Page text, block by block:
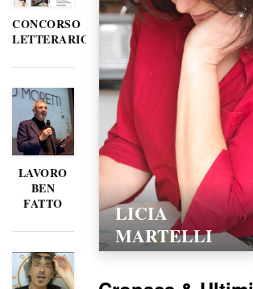
CONCORSO
LETTERARIO
LAVORO
BEN
FATTO
LICIA
MARTELLI